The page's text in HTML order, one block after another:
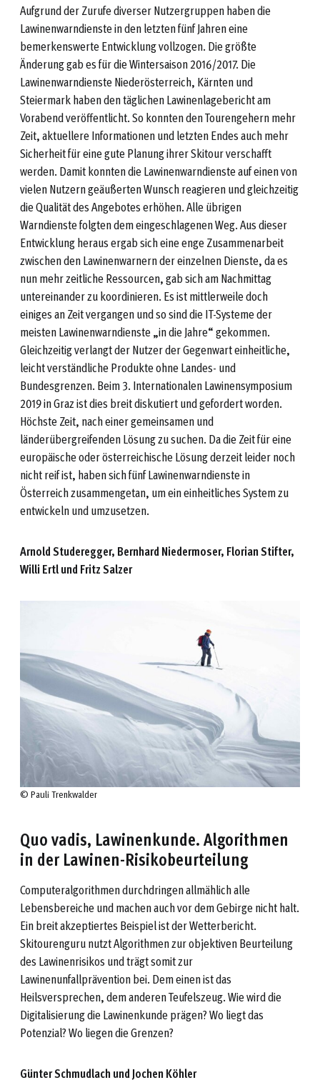
Aufgrund der Zurufe diverser Nutzergruppen haben die
Lawinenwarndienste in den letzten fünf Jahren eine
bemerkenswerte Entwicklung vollzogen. Die größte
Änderung gab es für die Wintersaison 2016/2017. Die
Lawinenwarndienste Niederösterreich, Kärnten und
Steiermark haben den täglichen Lawinenlagebericht am
Vorabend veröffentlicht. So konnten den Tourengehern mehr
Zeit, aktuellere Informationen und letzten Endes auch mehr
Sicherheit für eine gute Planung ihrer Skitour verschafft
werden. Damit konnten die Lawinenwarndienste auf einen von
vielen Nutzern geäußerten Wunsch reagieren und gleichzeitig
die Qualität des Angebotes erhöhen. Alle übrigen
Warndienste folgten dem eingeschlagenen Weg. Aus dieser
Entwicklung heraus ergab sich eine enge Zusammenarbeit
zwischen den Lawinenwarnern der einzelnen Dienste, da es
nun mehr zeitliche Ressourcen, gab sich am Nachmittag
untereinander zu koordinieren. Es ist mittlerweile doch
einiges an Zeit vergangen und so sind die IT-Systeme der
meisten Lawinenwarndienste „in die Jahre“ gekommen.
Gleichzeitig verlangt der Nutzer der Gegenwart einheitliche,
leicht verständliche Produkte ohne Landes- und
Bundesgrenzen. Beim 3. Internationalen Lawinensymposium
2019 in Graz ist dies breit diskutiert und gefordert worden.
Höchste Zeit, nach einer gemeinsamen und
länderübergreifenden Lösung zu suchen. Da die Zeit für eine
europäische oder österreichische Lösung derzeit leider noch
nicht reif ist, haben sich fünf Lawinenwarndienste in
Österreich zusammengetan, um ein einheitliches System zu
entwickeln und umzusetzen.
Arnold Studeregger, Bernhard Niedermoser, Florian Stifter,
Willi Ertl und Fritz Salzer
© Pauli Trenkwalder
Quo vadis, Lawinenkunde. Algorithmen
in der Lawinen-Risikobeurteilung
Computeralgorithmen durchdringen allmählich alle
Lebensbereiche und machen auch vor dem Gebirge nicht halt.
Ein breit akzeptiertes Beispiel ist der Wetterbericht.
Skitourenguru nutzt Algorithmen zur objektiven Beurteilung
des Lawinenrisikos und trägt somit zur
Lawinenunfallprävention bei. Dem einen ist das
Heilsversprechen, dem anderen Teufelszeug. Wie wird die
Digitalisierung die Lawinenkunde prägen? Wo liegt das
Potenzial? Wo liegen die Grenzen?
Günter Schmudlach und Jochen Köhler